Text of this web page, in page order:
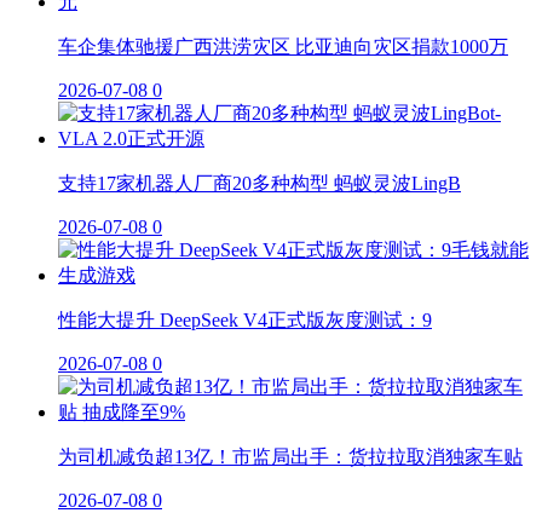
车企集体驰援广西洪涝灾区 比亚迪向灾区捐款1000万
2026-07-08 0
支持17家机器人厂商20多种构型 蚂蚁灵波LingB
2026-07-08 0
性能大提升 DeepSeek V4正式版灰度测试：9
2026-07-08 0
为司机减负超13亿！市监局出手：货拉拉取消独家车贴
2026-07-08 0